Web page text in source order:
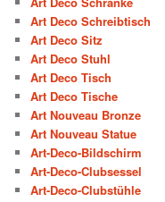
Art Deco Schreibtisch
Art Deco Sitz
Art Deco Stuhl
Art Deco Tisch
Art Deco Tische
Art Nouveau Bronze
Art Nouveau Statue
Art-Deco-Bildschirm
Art-Deco-Clubsessel
Art-Deco-Clubstühle